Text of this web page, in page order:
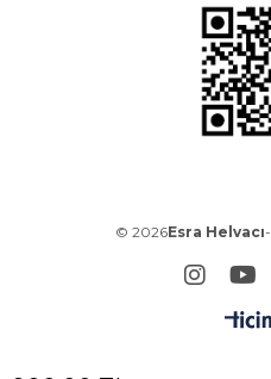
© 2026Esra Helvacı